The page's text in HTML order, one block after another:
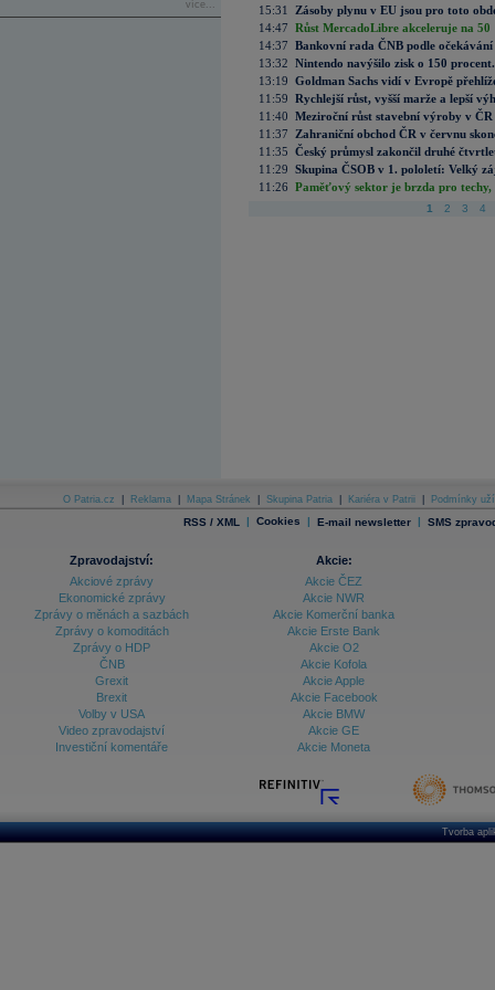
více...
15:31
Zásoby plynu v EU jsou pro toto
14:47 Růst MercadoLibre akceleruje na
14:37 Bankovní rada ČNB podle
13:32 Nintendo navýšilo zisk o 150
13:19 Goldman Sachs vidí v Evropě
11:59 Rychlejší růst, vyšší marže a lepší
11:40 Meziroční růst stavební výroby v
11:37
Zahraniční obchod ČR v červnu
11:35 Český průmysl zakončil druhé
11:29 Skupina ČSOB v 1. pololetí: Velký
11:26 Paměťový sektor je brzda pro techy,
1 2 3 4
O Patria.cz Reklama Mapa Stránek Skupina Patria Kariéra v Patrii Podmínky
RSS / XML | Cookies | E-mail newsletter | SMS
Zpravodajství:
Akciové zprávy
Ekonomické zprávy
Zprávy o měnách a sazbách
Zprávy o komoditách
Zprávy o HDP
ČNB
Grexit
Brexit
Volby v USA
Video zpravodajství
Investiční komentáře
Akcie:
Akcie ČEZ
Akcie NWR
Akcie Komerční banka
Akcie Erste Bank
Akcie O2
Akcie Kofola
Akcie Apple
Akcie Facebook
Akcie BMW
Akcie GE
Akcie Moneta
Tvorba